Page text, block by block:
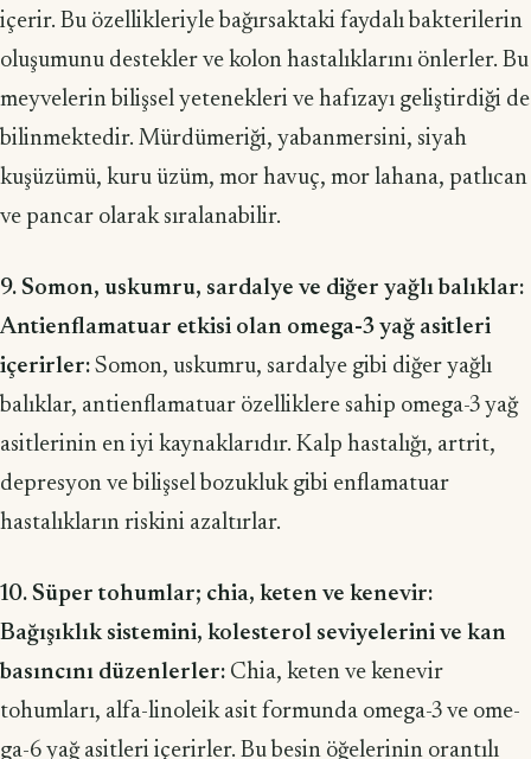
içerir. Bu özellikleriyle bağırsaktaki faydalı bakterilerin
oluşumunu destekler ve kolon hastalıklarını önlerler. Bu
meyvelerin bilişsel yetenekleri ve ha­fızayı geliştirdiği de
bilinmektedir. Mürdümeriği, yabanmersini, siyah
kuşüzümü, kuru üzüm, mor havuç, mor lahana, patlıcan
ve pancar olarak sıralanabilir.
9. Somon, uskumru, sardalye ve diğer yağlı balıklar:
Antienflamatuar etkisi olan omega-3 yağ asitleri
içerirler: Somon, uskumru, sardalye gibi diğer yağlı
balıklar, antienflamatuar özelliklere sahip omega-3 yağ
asitlerinin en iyi kaynaklarıdır. Kalp hastalığı, artrit,
depresyon ve bilişsel bozukluk gibi enflamatuar
hastalıkların riskini azaltırlar.
10. Süper tohumlar; chia, keten ve kenevir:
Bağışıklık sistemini, kolesterol seviyelerini ve kan
basıncını düzenlerler: Chia, keten ve kenevir
tohumları, alfa-linoleik asit formunda omega-3 ve ome­
ga-6 yağ asitleri içerirler. Bu besin öğelerinin orantılı